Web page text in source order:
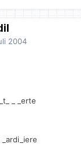
2004
_ _erte